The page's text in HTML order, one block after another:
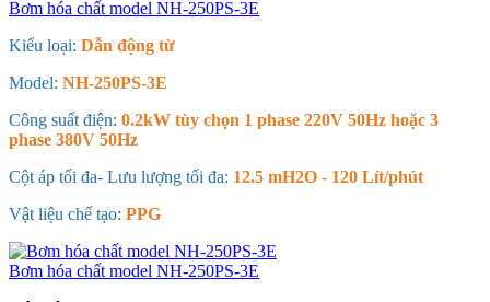
Bơm hóa chất model NH-250PS-3E
Kiểu loại: Dẫn động từ
Model: NH-250PS-3E
Công suất điện: 0.2kW tùy chọn 1 phase 220V 50Hz hoặc 3
phase 380V 50Hz
Cột áp tối đa- Lưu lượng tối đa: 12.5 mH2O - 120 Lít/phút
Vật liệu chế tạo: PPG
Bơm hóa chất model NH-250PS-3E